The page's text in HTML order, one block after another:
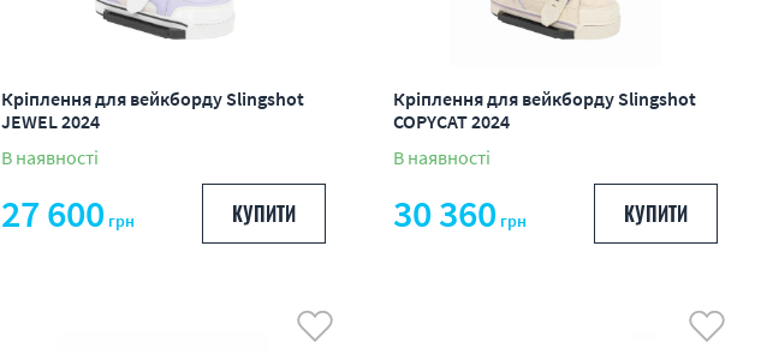
Кріплення для вейкборду Slingshot
JEWEL 2024
В наявності
27 600 грн КУПИТИ
Кріплення для вейкборду Slingshot
COPYCAT 2024
В наявності
30 360 грн КУПИТИ